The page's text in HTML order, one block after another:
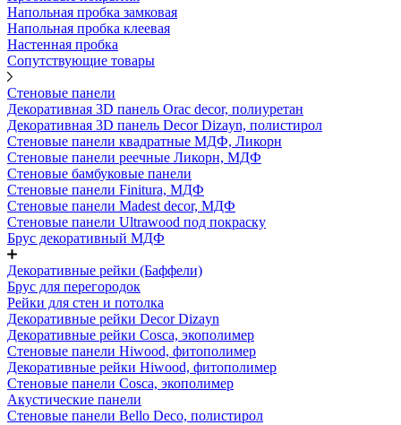
Напольная пробка замковая
Напольная пробка клеевая
Настенная пробка
Сопутствующие товары
Стеновые панели
Декоративная 3D панель Orac decor, полиуретан
Декоративная 3D панель Decor Dizayn, полистирол
Стеновые панели квадратные МДФ, Ликорн
Стеновые панели реечные Ликорн, МДФ
Стеновые бамбуковые панели
Стеновые панели Finitura, МДФ
Стеновые панели Madest decor, МДФ
Стеновые панели Ultrawood под покраску
Брус декоративный МДФ
Декоративные рейки (Баффели)
Брус для перегородок
Рейки для стен и потолка
Декоративные рейки Decor Dizayn
Декоративные рейки Cosca, экополимер
Стеновые панели Hiwood, фитополимер
Декоративные рейки Hiwood, фитополимер
Стеновые панели Cosca, экополимер
Акустические панели
Стеновые панели Bello Deco, полистирол